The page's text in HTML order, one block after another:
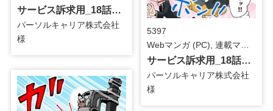
サービス訴求用_18話_バナー
パーソルキャリア株式会社
様
5397
サービス訴求用_18話_Webマンガ
パーソルキャリア株式会社
様